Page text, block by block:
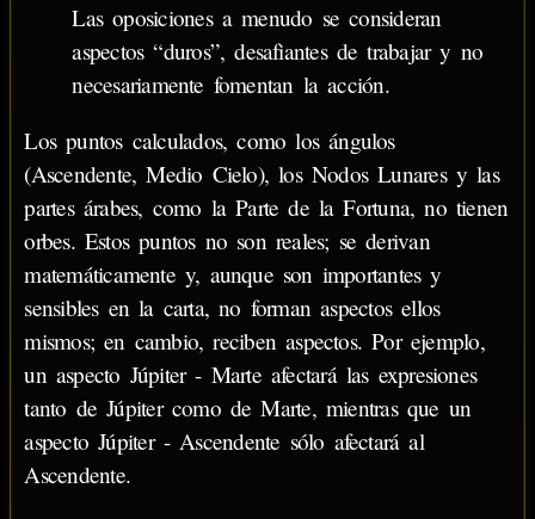
Las oposiciones a menudo se consideran
aspectos “duros”, desafiantes de trabajar y no
necesariamente fomentan la acción.
Los puntos calculados, como los ángulos
(Ascendente, Medio Cielo), los Nodos Lunares y las
partes árabes, como la Parte de la Fortuna, no tienen
orbes. Estos puntos no son reales; se derivan
matemáticamente y, aunque son importantes y
sensibles en la carta, no forman aspectos ellos
mismos; en cambio, reciben aspectos. Por ejemplo,
un aspecto Júpiter - Marte afectará las expresiones
tanto de Júpiter como de Marte, mientras que un
aspecto Júpiter - Ascendente sólo afectará al
Ascendente.